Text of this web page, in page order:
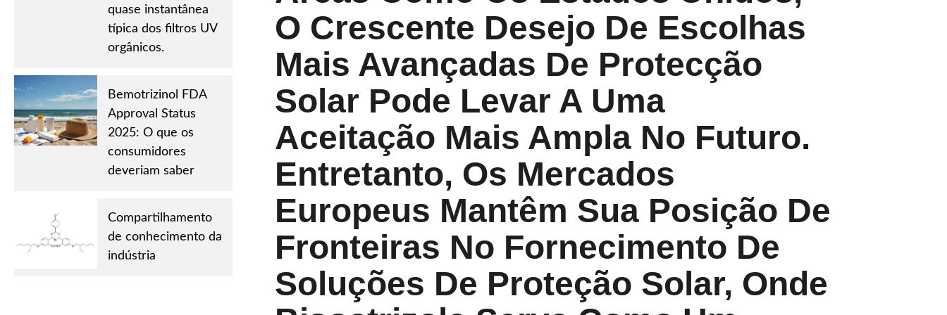
quase instantânea
típica dos filtros UV
orgânicos.
Bemotrizinol FDA
Approval Status
2025: O que os
consumidores
deveriam saber
Compartilhamento
de conhecimento da
indústria
O Crescente Desejo De Escolhas
Mais Avançadas De Protecção
Solar Pode Levar A Uma
Aceitação Mais Ampla No Futuro.
Entretanto, Os Mercados
Europeus Mantêm Sua Posição De
Fronteiras No Fornecimento De
Soluções De Proteção Solar, Onde